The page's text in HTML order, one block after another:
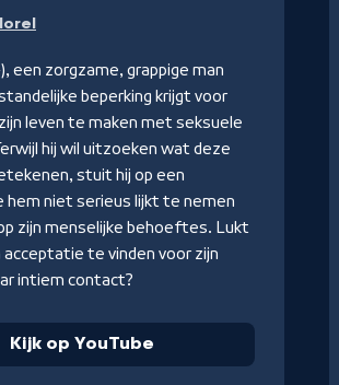
YouTube
een zorgzame, grappige man
beperking krijgt voor
leven te maken met seksuele
hij wil uitzoeken wat deze
stuit hij op een
hem niet serieus lijkt te nemen
zijn menselijke behoeftes. Lukt
te vinden voor zijn
intiem contact?
Kijk op YouTube